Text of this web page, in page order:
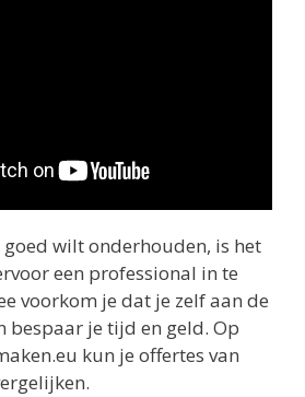
wilt onderhouden, is het
een professional in te
voorkom je dat je zelf aan de
bespaar je tijd en geld. Op
kun je offertes van